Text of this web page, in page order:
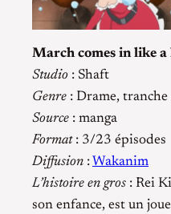
March comes in like a
Studio : Shaft
Genre : Drame, tranche
Source : manga
Format: 3/23 épisodes
Diffusion : Wakanim
L’histoire en gros : Rei
son enfance, est un